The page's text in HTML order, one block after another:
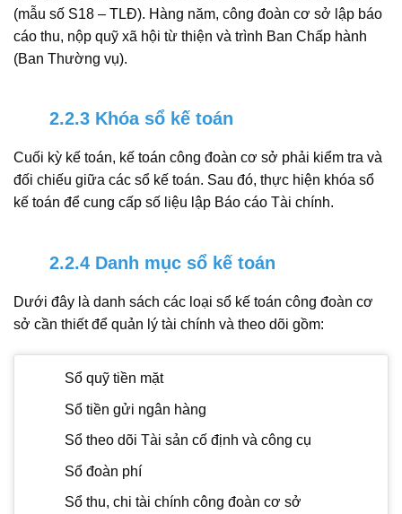
(mẫu số S18 – TLĐ). Hàng năm, công đoàn cơ sở lập báo
cáo thu, nộp quỹ xã hội từ thiện và trình Ban Chấp hành
(Ban Thường vụ).
2.2.3 Khóa sổ kế toán
Cuối kỳ kế toán, kế toán công đoàn cơ sở phải kiểm tra và
đối chiếu giữa các sổ kế toán. Sau đó, thực hiện khóa sổ
kế toán để cung cấp số liệu lập Báo cáo Tài chính.
2.2.4 Danh mục sổ kế toán
Dưới đây là danh sách các loại sổ kế toán công đoàn cơ
sở cần thiết để quản lý tài chính và theo dõi gồm:
Sổ quỹ tiền mặt
Sổ tiền gửi ngân hàng
Sổ theo dõi Tài sản cố định và công cụ
Sổ đoàn phí
Sổ thu, chi tài chính công đoàn cơ sở